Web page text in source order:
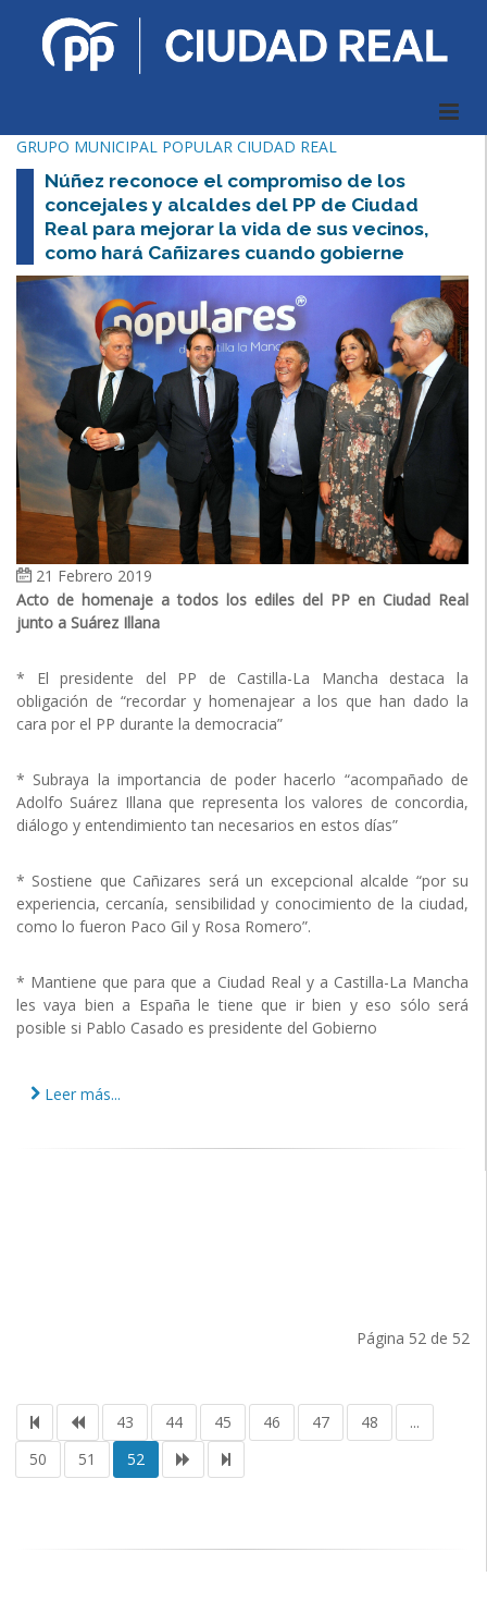
GRUPO MUNICIPAL POPULAR CIUDAD REAL
Núñez reconoce el compromiso de los
concejales y alcaldes del PP de Ciudad
Real para mejorar la vida de sus vecinos,
como hará Cañizares cuando gobierne
21 Febrero 2019
Acto de homenaje a todos los ediles del PP en Ciudad Real
junto a Suárez Illana
* El presidente del PP de Castilla-La Mancha destaca la
obligación de “recordar y homenajear a los que han dado la
cara por el PP durante la democracia”
* Subraya la importancia de poder hacerlo “acompañado de
Adolfo Suárez Illana que representa los valores de concordia,
diálogo y entendimiento tan necesarios en estos días”
* Sostiene que Cañizares será un excepcional alcalde “por su
experiencia, cercanía, sensibilidad y conocimiento de la ciudad,
como lo fueron Paco Gil y Rosa Romero”.
* Mantiene que para que a Ciudad Real y a Castilla-La Mancha
les vaya bien a España le tiene que ir bien y eso sólo será
posible si Pablo Casado es presidente del Gobierno
Leer más...
Página 52 de 52
43 44 45 46 47 48
...
50
51 52